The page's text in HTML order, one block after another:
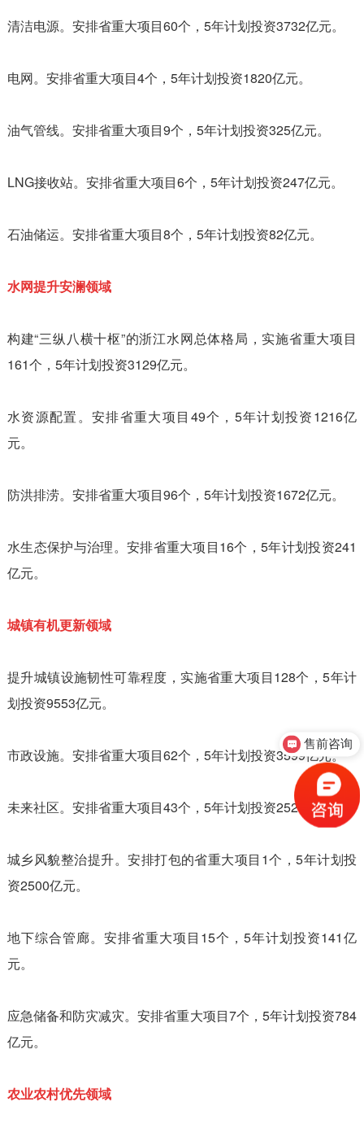
清洁电源。安排省重大项目60个，5年计划投资3732亿元。
电网。安排省重大项目4个，5年计划投资1820亿元。
油气管线。安排省重大项目9个，5年计划投资325亿元。
LNG接收站。安排省重大项目6个，5年计划投资247亿元。
石油储运。安排省重大项目8个，5年计划投资82亿元。
水网提升安澜领域
构建“三纵八横十枢”的浙江水网总体格局，实施省重大项目
161个，5年计划投资3129亿元。
水资源配置。安排省重大项目49个，5年计划投资1216亿
元。
防洪排涝。安排省重大项目96个，5年计划投资1672亿元。
水生态保护与治理。安排省重大项目16个，5年计划投资241
亿元。
城镇有机更新领域
提升城镇设施韧性可靠程度，实施省重大项目128个，5年计
划投资9553亿元。
市政设施。安排省重大项目62个，5年计划投资3599亿元。
未来社区。安排省重大项目43个，5年计划投资2529亿元。
城乡风貌整治提升。安排打包的省重大项目1个，5年计划投
资2500亿元。
地下综合管廊。安排省重大项目15个，5年计划投资141亿
元。
应急储备和防灾减灾。安排省重大项目7个，5年计划投资784
亿元。
农业农村优先领域
售前咨询